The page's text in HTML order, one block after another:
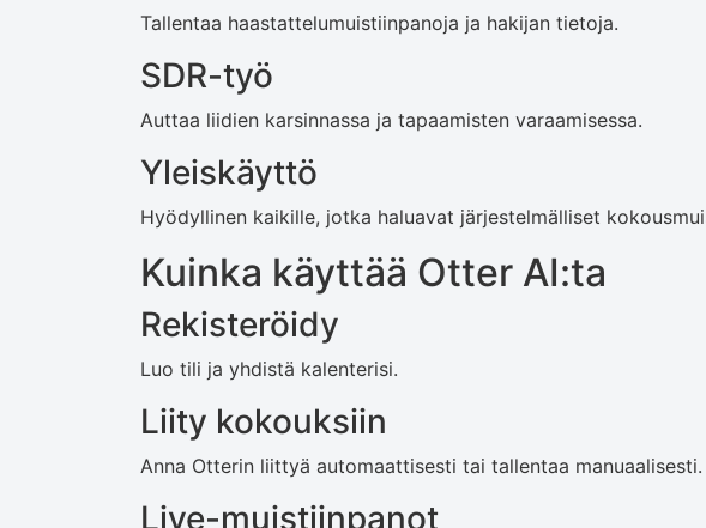
Tallentaa haastattelumuistiinpanoja ja hakijan tietoja.
SDR-työ
Auttaa liidien karsinnassa ja tapaamisten varaamisessa.
Yleiskäyttö
Hyödyllinen kaikille, jotka haluavat järjestelmälliset
Kuinka käyttää Otter AI:ta
Rekisteröidy
Luo tili ja yhdistä kalenterisi.
Liity kokouksiin
Anna Otterin liittyä automaattisesti tai tallentaa manuaalisesti.
Live-muistiinpanot